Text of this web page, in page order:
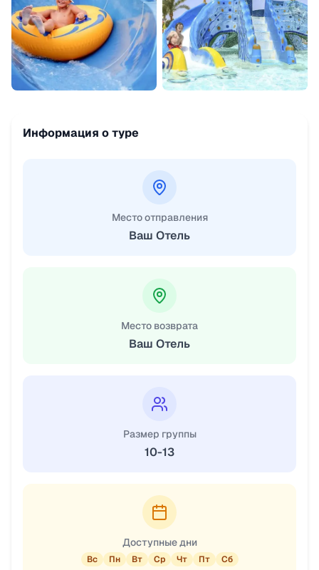
Информация о туре
Место отправления
Ваш Отель
Место возврата
Ваш Отель
Размер группы
10-13
Доступные дни
Вс Пн Вт Ср Чт Пт Сб